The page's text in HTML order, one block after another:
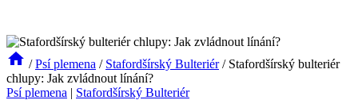
/ Psí plemena / Stafordšírský Bulteriér / Stafordšírský bulteriér
chlupy: Jak zvládnout línání?
Psí plemena | Stafordšírský Bulteriér